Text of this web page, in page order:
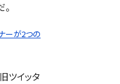
ーが2つの
ツイッタ